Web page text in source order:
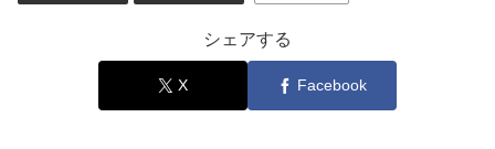
シェアする
X Facebook